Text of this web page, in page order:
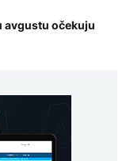
avgustu očekuju